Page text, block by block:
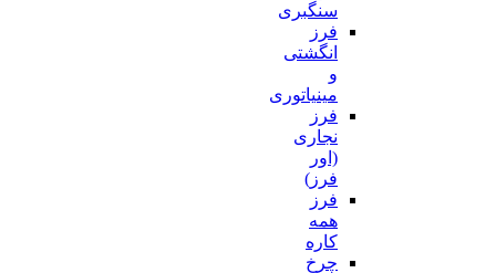
سنگبری
فرز
انگشتی
مینیاتوری
فرز
نجاری
فرز
چرخ